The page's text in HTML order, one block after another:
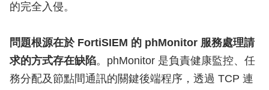
的完全入侵。
問題根源在於 FortiSIEM 的 phMonitor 服務處理請
求的方式存在缺陷。phMonitor 是負責健康監控、任
務分配及節點間通訊的關鍵後端程序，透過 TCP 連